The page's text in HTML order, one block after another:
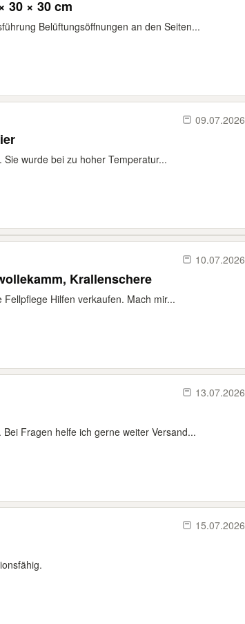
30 × 30 cm
Belüftungsöffnungen an den Seiten...
09.07.2026
wurde bei zu hoher Temperatur...
10.07.2026
Krallenschere
Hilfen verkaufen. Mach mir...
13.07.2026
Fragen helfe ich gerne weiter Versand...
15.07.2026